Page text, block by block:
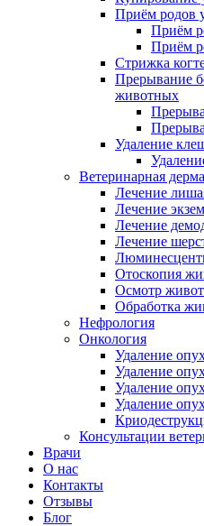
Приём родов
Приём
Приём
Стрижка
Прерывание
животных
Удаление
Ветеринарная
Лечение
Лечение
Лечение
Лечение
Отоскопия
Осмотр
Обработка
Нефрология
Онкология
Удаление
Удаление
Удаление
Удаление
Консультации
Врачи
О нас
Контакты
Отзывы
Блог